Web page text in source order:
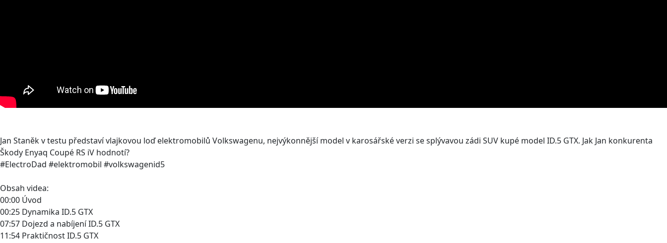
Jan Staněk v testu představí vlajkovou loď elektromobilů Volkswagenu, nejvýkonnější model v karosářské verzi se splývavou zádi SUV kupé model ID.5 GTX. Jak Jan konkurenta
Škody Enyaq Coupé RS iV hodnotí?
#ElectroDad #elektromobil #volkswagenid5
Obsah videa:
00:00 Úvod
00:25 Dynamika ID.5 GTX
07:57 Dojezd a nabíjení ID.5 GTX
11:54 Praktičnost ID.5 GTX